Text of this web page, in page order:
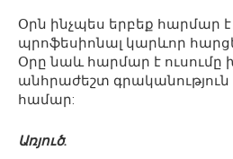
Օրն ինչպես երբեք հարմար
պրոֆեսիոնալ կարևոր
Օրը նաև հարմար է ուսումը
անհրաժեշտ գրականություն
համար:
Առյուծ.